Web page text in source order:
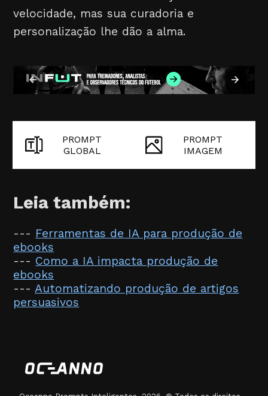
velocidade, mas sua curadoria e
personalização lhe dão a alma.
PROMPT
GLOBAL
PROMPT
IMAGEM
Leia também:
--- Ferramentas de IA para produção de
ebooks
--- Como a IA impacta produção de
ebooks
---Automatizando produção de artigos
persuasivos